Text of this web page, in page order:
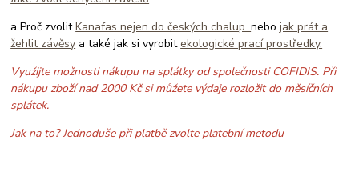
a Proč zvolitKanafas nejen do českých chalup.nebojak prát a
žehlit závěsy a také jak si vyrobitekologické prací prostředky.
Využijte možnosti nákupu na splátky od společnosti COFIDIS. Při
nákupu zboží nad 2000 Kč si můžete výdaje rozložit do měsíčních
splátek.
Jak na to? Jednoduše při platbě zvolte platební metodu